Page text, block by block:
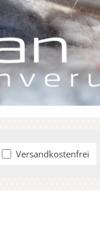
Filter hinzufügen:
Versandkostenfrei